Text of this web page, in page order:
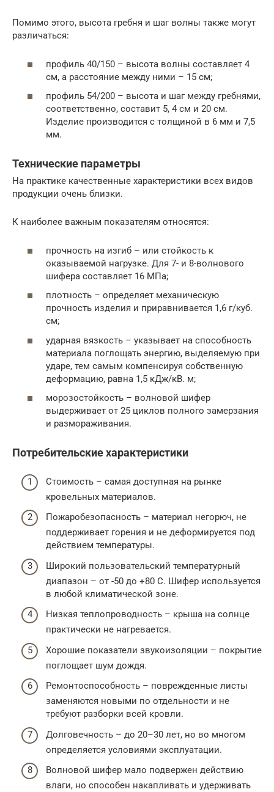
Помимо этого, высота гребня и шаг волны также могут
различаться:
профиль 40/150 – высота волны составляет 4
см, а расстояние между ними – 15 см;
профиль 54/200 – высота и шаг между гребнями,
соответственно, составит 5, 4 см и 20 см.
Изделие производится с толщиной в 6 мм и 7,5
мм.
Технические параметры
На практике качественные характеристики всех видов
продукции очень близки.
К наиболее важным показателям относятся:
прочность на изгиб – или стойкость к
оказываемой нагрузке. Для 7- и 8-волнового
шифера составляет 16 МПа;
плотность – определяет механическую
прочность изделия и приравнивается 1,6 г/куб.
см;
ударная вязкость – указывает на способность
материала поглощать энергию, выделяемую при
ударе, тем самым компенсируя собственную
деформацию, равна 1,5 кДж/кВ. м;
морозостойкость – волновой шифер
выдерживает от 25 циклов полного замерзания
и размораживания.
Потребительские характеристики
Стоимость – самая доступная на рынке
кровельных материалов.
Пожаробезопасность – материал негорюч, не
поддерживает горения и не деформируется под
действием температуры.
Широкий пользовательский температурный
диапазон – от -50 до +80 С. Шифер используется
в любой климатической зоне.
Низкая теплопроводность – крыша на солнце
практически не нагревается.
Хорошие показатели звукоизоляции – покрытие
поглощает шум дождя.
Ремонтоспособность – поврежденные листы
заменяются новыми по отдельности и не
требуют разборки всей кровли.
Долговечность – до 20–30 лет, но во многом
определяется условиями эксплуатации.
Волновой шифер мало подвержен действию
влаги, но способен накапливать и удерживать